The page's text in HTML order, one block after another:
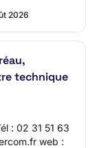
2026
technique
: 02 31 51 63
web :